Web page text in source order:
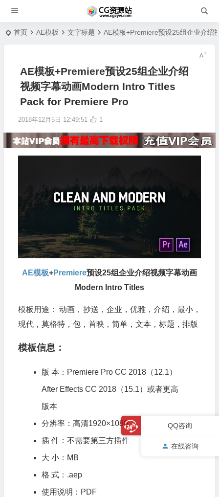
首页 AE模板 文字标题 AE模板+Premiere预设25组企业介绍
AE模板+Premiere预设25组企业介绍
视频字幕动画Modern Intro Titles
Pack for Premiere Pro
2018年12月5日 12:49:51 1
AE模板+Premiere预设25组企业介绍视频字幕动画
Modern Intro Titles
模板用途： 动画，抄送，企业，优雅，介绍，最小，
现代，莫格特，包，首映，简单，文本，标题，排版
模板信息：
版 本： PremierePro CC 2018（12.1）
After Effects CC 2018（15.1）或者更高
版本
分辨率：高清1920×1080
插 件：不需要第三方插件
大 小：MB
格 式：.aep
使用说明：PDF
QQ咨询
在线咨询